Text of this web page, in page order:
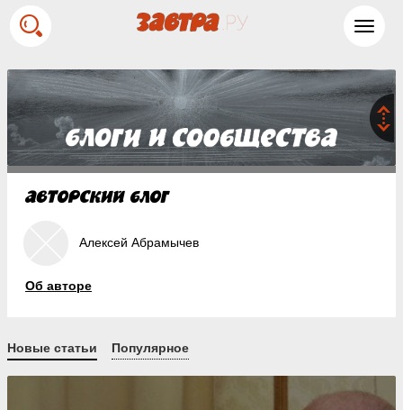
Алексей Абрамычев
Об авторе
Новые статьи Популярное